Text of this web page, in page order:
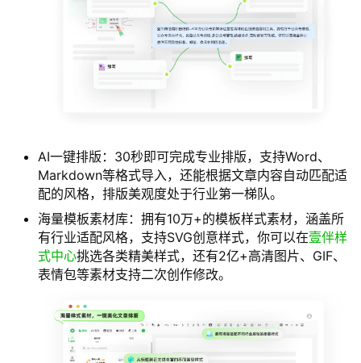
AI一键排版：30秒即可完成专业排版，支持Word、
Markdown等格式导入，还能根据文章内容自动匹配适
配的风格，排版美观度处于行业第一梯队。
海量模板素材库：拥有10万+的模板样式素材，涵盖所
有行业适配风格，支持SVG创意样式，你可以在壹伴样
式中心挑选各类精美样式，还有2亿+高清图片、GIF、
表情包等素材支持二次创作修改。